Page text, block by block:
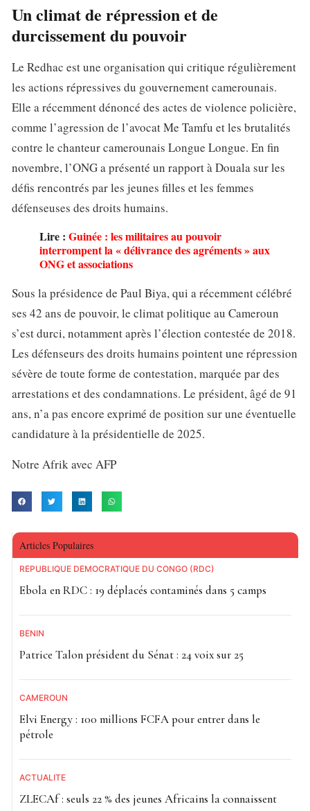
Un climat de répression et de
durcissement du pouvoir
Le Redhac est une organisation qui critique régulièrement
les actions répressives du gouvernement camerounais.
Elle a récemment dénoncé des actes de violence policière,
comme l’agression de l’avocat Me Tamfu et les brutalités
contre le chanteur camerounais Longue Longue. En fin
novembre, l’ONG a présenté un rapport à Douala sur les
défis rencontrés par les jeunes filles et les femmes
défenseuses des droits humains.
Lire : Guinée : les militaires au pouvoir
interrompent la « délivrance des agréments » aux
ONG et associations
Sous la présidence de Paul Biya, qui a récemment célébré
ses 42 ans de pouvoir, le climat politique au Cameroun
s’est durci, notamment après l’élection contestée de 2018.
Les défenseurs des droits humains pointent une répression
sévère de toute forme de contestation, marquée par des
arrestations et des condamnations. Le président, âgé de 91
ans, n’a pas encore exprimé de position sur une éventuelle
candidature à la présidentielle de 2025.
Notre Afrik avec AFP
Articles Populaires
RÉPUBLIQUE DÉMOCRATIQUE DU CONGO (RDC)
Ebola en RDC : 19 déplacés contaminés dans 5 camps
BÉNIN
Patrice Talon président du Sénat : 24 voix sur 25
CAMEROUN
Elvi Energy : 100 millions FCFA pour entrer dans le
pétrole
ACTUALITE
ZLECAf : seuls 22 % des jeunes Africains la connaissent